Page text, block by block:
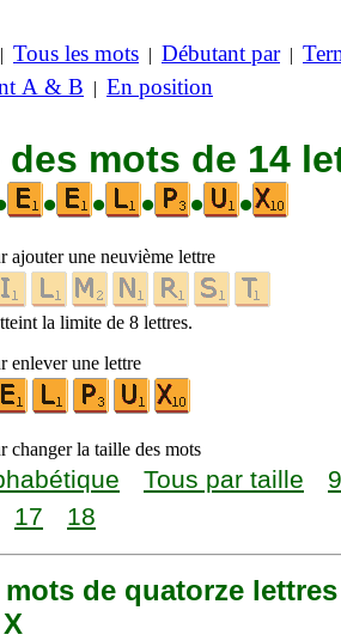
| Tous les mots | Débutant par|
A & B | En position
des mots de 14
• • • • •
ajouter une neuvième lettre
la limite de 8 lettres.
enlever une lettre
changer la taille des mots
Tous par taille 9
17 18
mots de quatorze